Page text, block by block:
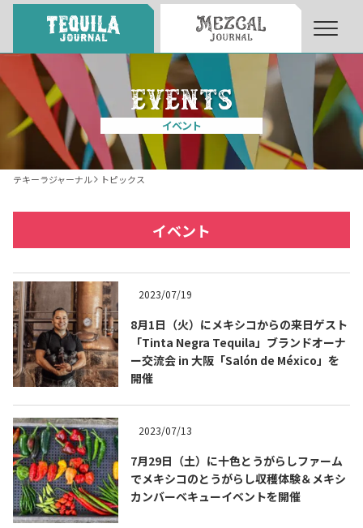
About About Tequila Journal
テキーラとは What’s Tequila
テキーラマーケット
テキーラの飲み方 How to Drink Tequila
メキシコ料理 Cuisines of Mexico
メキシコ旅行
イベント
テキーラジャーナル トピックス
イベント
2023/07/19
8月1日（火）にメキシコからの来日ゲスト
「Tinta Negra Tequila」ブランドオーナ
ー交流会 in 大阪「Salón de México」を
開催
2023/07/13
7月29日（土）に十色とうがらしファーム
でメキシコのとうがらし収穫体験＆メキシ
カンバーベキューイベントを開催